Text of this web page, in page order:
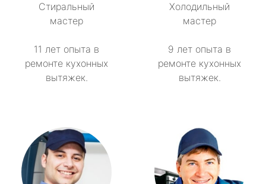
Стиральный
мастер
11 лет опыта в
ремонте кухонных
вытяжек.
Холодильный
мастер
9 лет опыта в
ремонте кухонных
вытяжек.